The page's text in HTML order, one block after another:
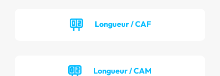
Longueur / CAF
Longueur / CAM